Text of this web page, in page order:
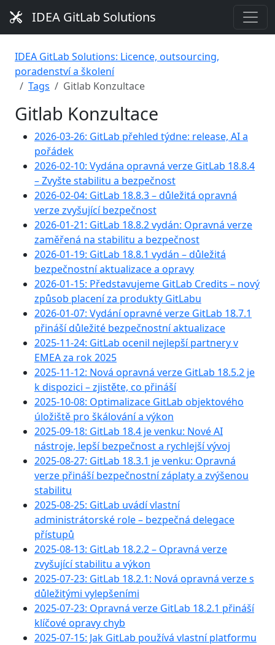
IDEA GitLab Solutions
IDEA GitLab Solutions: Licence, outsourcing,
poradenství a školení
Tags
Gitlab Konzultace
Gitlab Konzultace
2026-03-26: GitLab přehled týdne: release, AI a
pořádek
2026-02-10: Vydána opravná verze GitLab 18.8.4
– Zvyšte stabilitu a bezpečnost
2026-02-04: GitLab 18.8.3 – důležitá opravná
verze zvyšující bezpečnost
2026-01-21: GitLab 18.8.2 vydán: Opravná verze
zaměřená na stabilitu a bezpečnost
2026-01-19: GitLab 18.8.1 vydán – důležitá
bezpečnostní aktualizace a opravy
2026-01-15: Představujeme GitLab Credits – nový
způsob placení za produkty GitLabu
2026-01-07: Vydání opravné verze GitLab 18.7.1
přináší důležité bezpečnostní aktualizace
2025-11-24: GitLab ocenil nejlepší partnery v
EMEA za rok 2025
2025-11-12: Nová opravná verze GitLab 18.5.2 je
k dispozici – zjistěte, co přináší
2025-10-08: Optimalizace GitLab objektového
úložiště pro škálování a výkon
2025-09-18: GitLab 18.4 je venku: Nové AI
nástroje, lepší bezpečnost a rychlejší vývoj
2025-08-27: GitLab 18.3.1 je venku: Opravná
verze přináší bezpečnostní záplaty a zvýšenou
stabilitu
2025-08-25: GitLab uvádí vlastní
administrátorské role – bezpečná delegace
přístupů
2025-08-13: GitLab 18.2.2 – Opravná verze
zvyšující stabilitu a výkon
2025-07-23: GitLab 18.2.1: Nová opravná verze s
důležitými vylepšeními
2025-07-23: Opravná verze GitLab 18.2.1 přináší
klíčové opravy chyb
2025-07-15: Jak GitLab používá vlastní platformu